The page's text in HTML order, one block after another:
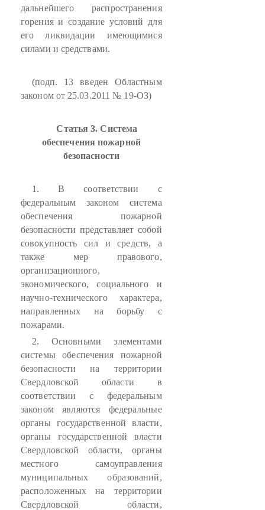
дальнейшего распространения
горения и создание условий для
его ликвидации имеющимися
силами и средствами.
(подп. 13 введен Областным
законом от 25.03.2011 № 19-ОЗ)
Статья 3. Система
обеспечения пожарной
безопасности
1. В соответствии с
федеральным законом система
обеспечения пожарной
безопасности представляет собой
совокупность сил и средств, а
также мер правового,
организационного,
экономического, социального и
научно-технического характера,
направленных на борьбу с
пожарами.
2. Основными элементами
системы обеспечения пожарной
безопасности на территории
Свердловской области в
соответствии с федеральным
законом являются федеральные
органы государственной власти,
органы государственной власти
Свердловской области, органы
местного самоуправления
муниципальных образований,
расположенных на территории
Свердловской области,